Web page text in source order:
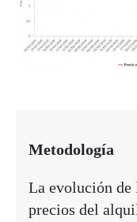
Metodología
La evolución de
precios del